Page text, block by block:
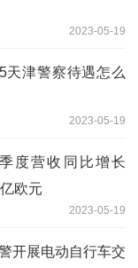
2023-05-19
天津警察待遇怎么
2023-05-19
度营收同比增长
欧元
2023-05-19
开展电动自行车交